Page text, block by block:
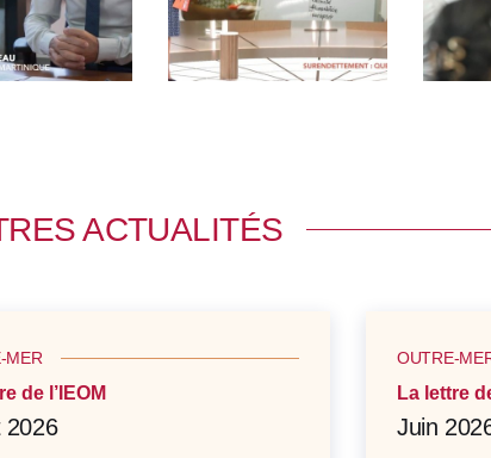
ACTUALITÉS
MER
de l’IEOM
2026
OUTRE-
La lettre
Juin